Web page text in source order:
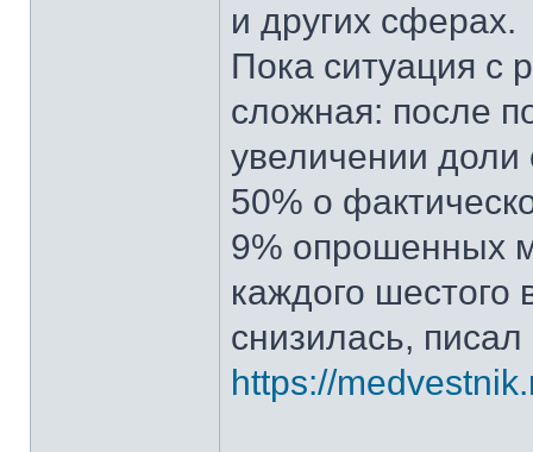
и других сферах.
Пока ситуация с
сложная: после
увеличении доли
50% о
9% опрошенных
каждого шестого
снизилась,
https://